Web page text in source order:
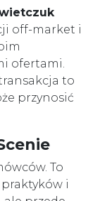
off-market i
ofertami.
to
przynosić
To
i